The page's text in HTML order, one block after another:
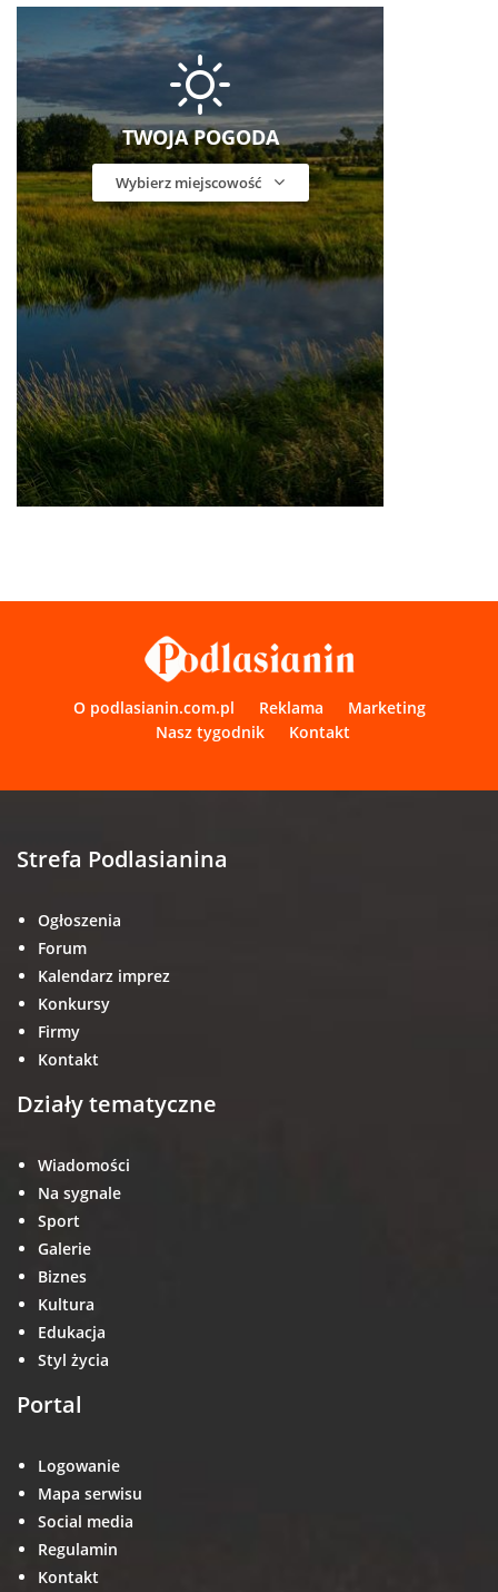
TWOJA POGODA
Wybierz miejscowość
O podlasianin.com.pl Reklama
Marketing
Nasz tygodnik
Kontakt
Strefa Podlasianina
Ogłoszenia
Forum
Kalendarz imprez
Konkursy
Firmy
Kontakt
Działy tematyczne
Wiadomości
Na sygnale
Sport
Galerie
Biznes
Kultura
Edukacja
Styl życia
Portal
Logowanie
Mapa serwisu
Social media
Regulamin
Kontakt